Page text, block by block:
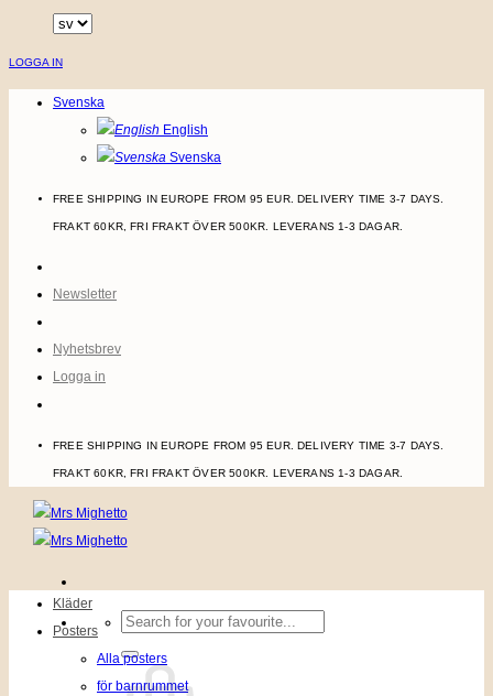
LOGGA IN
Svenska
English
Svenska
FREE SHIPPING IN EUROPE FROM 95 EUR. DELIVERY TIME 3-7 DAYS.
FRAKT 60KR, FRI FRAKT ÖVER 500KR. LEVERANS 1-3 DAGAR.
Newsletter
Nyhetsbrev
Logga in
FREE SHIPPING IN EUROPE FROM 95 EUR. DELIVERY TIME 3-7 DAYS.
FRAKT 60KR, FRI FRAKT ÖVER 500KR. LEVERANS 1-3 DAGAR.
Sök
efter:
Kläder
Posters
Alla posters
för barnrummet